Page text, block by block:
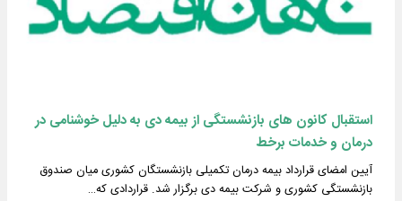
استقبال کانون های بازنشستگی از بیمه دی به دلیل خوشنامی در
درمان و خدمات برخط
آیین امضای قرارداد بیمه درمان تکمیلی بازنشستگان کشوری میان صندوق
بازنشستگی کشوری و شرکت بیمه دی برگزار شد. قراردادی که…